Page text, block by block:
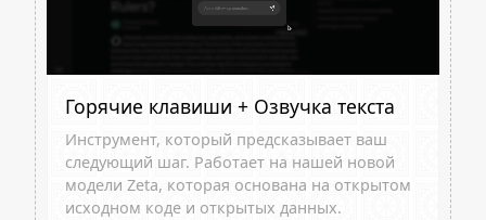
Горячие клавиши + Озвучка текста
Инструмент, который предсказывает ваш
следующий шаг. Работает на нашей новой
модели Zeta, которая основана на открытом
исходном коде и открытых данных.